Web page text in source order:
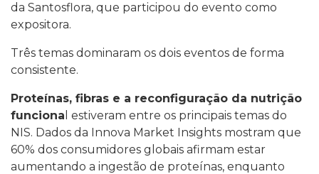
da Santosflora, que participou do evento como
expositora.
Três temas dominaram os dois eventos de forma
consistente.
Proteínas, fibras e a reconfiguração da nutrição
funciona l estiveram entre os principais temas do
NIS. Dados da Innova Market Insights mostram que
60% dos consumidores globais afirmam estar
aumentando a ingestão de proteínas, enquanto